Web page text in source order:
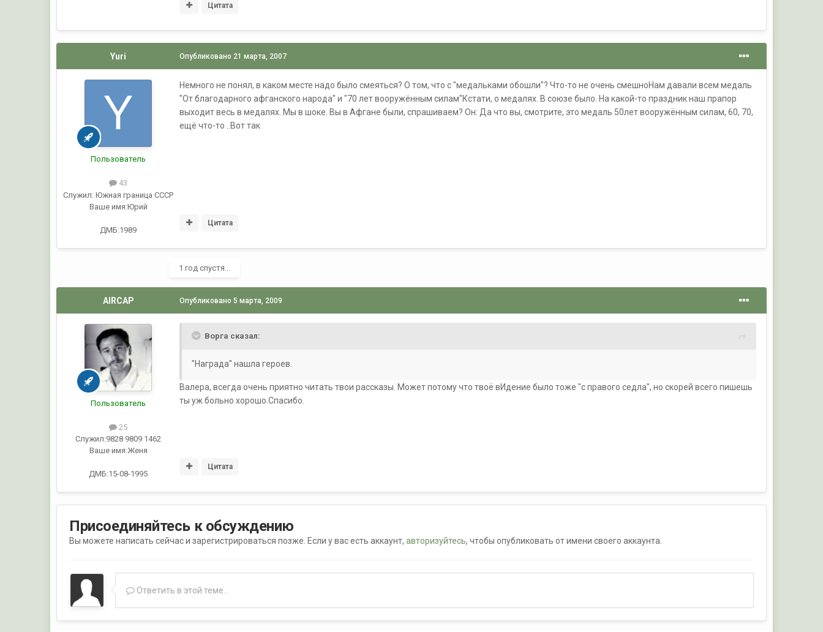
Цитата
Yuri
Пользователь
43
Служил: Южная граница СССР
Ваше имя:Юрий
ДМБ:1989
Опубликовано 21 марта, 2007
Немного не понял, в каком месте надо было смеяться? О том, что с "медальками обошли"? Что-то не очень смешноНам давали всем медаль
"От благодарного афганского народа" и "70 лет вооружённым силам"Кстати, о медалях. В союзе было. На какой-то праздник наш прапор
выходит весь в медалях. Мы в шоке. Вы в Афгане были, спрашиваем? Он: Да что вы, смотрите, это медаль 50лет вооружённым силам, 60, 70,
ещё что-то ..Вот так
Цитата
1 год спустя...
AIRCAP
Пользователь
25
Служил:9828 9809 1462
Ваше имя:Женя
ДМБ:15-08-1995
Опубликовано5 марта, 2009
Ворга сказал:
"Награда" нашла героев.
Валера, всегда очень приятно читать твои рассказы. Может потому что твоё вИдение было тоже "с правого седла", но скорей всего пишешь
ты уж больно хорошо.Спасибо.
Цитата
Присоединяйтесь к обсуждению
Вы можете написать сейчас и зарегистрироваться позже. Если у вас есть аккаунт,авторизуйтесь, чтобы опубликовать от имени своего аккаунта.
Ответить в этой теме...